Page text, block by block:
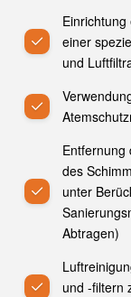
einer
und
Entfernung
des
unter
Abtragen)
und -filtern